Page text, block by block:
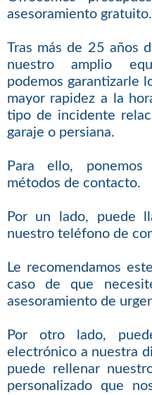
asesoramiento gratuito.
Tras más de 25 años
nuestro amplio
podemos garantizarle
mayor rapidez a la
tipo de incidente
garaje o persiana.
Para ello,
métodos de contacto.
Por un lado, puede
nuestro teléfono de
Le recomendamos
caso de que
asesoramiento de
Por otro lado,
electrónico a nuestra
puede rellenar
personalizado que